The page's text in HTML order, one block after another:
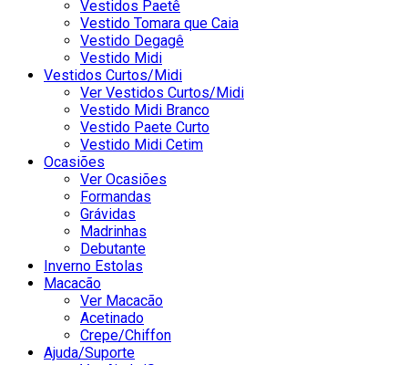
Vestidos Paetê
Vestido Tomara que Caia
Vestido Degagê
Vestido Midi
Vestidos Curtos/Midi
Ver Vestidos Curtos/Midi
Vestido Midi Branco
Vestido Paete Curto
Vestido Midi Cetim
Ocasiões
Ver Ocasiões
Formandas
Grávidas
Madrinhas
Debutante
Inverno Estolas
Macacão
Ver Macacão
Acetinado
Crepe/Chiffon
Ajuda/Suporte